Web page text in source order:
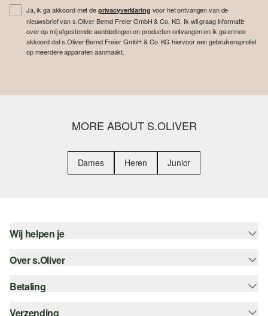
Ja, ik ga akkoord met de privacyverklaring voor het ontvangen van de
nieuwsbrief van s.Oliver Bernd Freier GmbH & Co. KG. Ik wil graag informatie
over op mij afgestemde aanbiedingen en producten ontvangen en ik ga ermee
akkoord dat s.Oliver Bernd Freier GmbH & Co. KG hiervoor een gebruikersprofiel
op meerdere apparaten aanmaakt.
MORE ABOUT S.OLIVER
Dames Heren Junior
Wij helpen je
Help - FAQ
Maattabel
Over s.Oliver
Nieuwsbrief
s.Oliver Card
Betaling
Koop op rekening
Verzending